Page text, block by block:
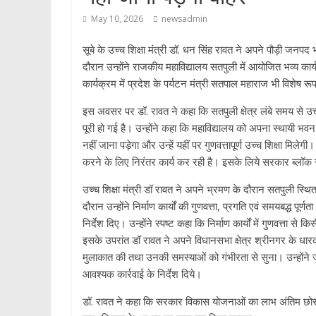
May 10, 2026 newsadmin
सूबे के उच्च शिक्षा मंत्री डॉ. धन सिंह रावत ने अपने पौड़ी
दौरान उन्होंने राजकीय महाविद्यालय सतपुली में आयोजित भव्य
कार्यक्रम में प्रदेश के पर्यटन मंत्री सतपाल महाराज भी विशेष
इस अवसर पर डॉ. रावत ने कहा कि सतपुली क्षेत्र लंबे समय से
पूरी हो गई है। उन्होंने कहा कि महाविद्यालय को अपना
नहीं जाना पड़ेगा और उन्हें यहीं पर गुणवत्तापूर्ण उच्च शिक्षा
करने के लिए निरंतर कार्य कर रही है। इसके लिये सरकार ब्लॉक
उच्च शिक्षा मंत्री डॉ रावत ने अपने भ्रमण के दौरान सतपुली
दौरान उन्होंने निर्माण कार्यों की गुणवत्ता, प्रगति एवं समयबद्ध
निर्देश दिए। उन्होंने स्पष्ट कहा कि निर्माण कार्यों में गुणवत्ता से
इसके उपरांत डॉ रावत ने अपने विधानसभा क्षेत्र श्रीनगर के
मुलाकात की तथा उनकी समस्याओं को गंभीरता से सुना। उन्होंने
आवश्यक कार्रवाई के निर्देश दिये।
डॉ. रावत ने कहा कि सरकार विकास योजनाओं का लाभ अंतिम